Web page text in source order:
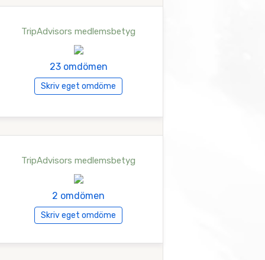
TripAdvisors medlemsbetyg
23 omdömen
Skriv eget omdöme
TripAdvisors medlemsbetyg
2 omdömen
Skriv eget omdöme